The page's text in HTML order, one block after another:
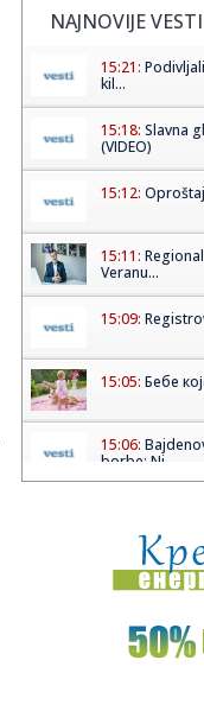
NAJNOVIJE VESTI
15:21:
kil...
15:18: Slavna
(VIDEO)
15:12:
15:11:
Veranu...
15:09:
15:05: Бебе
15:06:
borbe: Ni...
15:04:Vučić:
Izraelcima
15:04:"Magla
publika bira...
Šta je